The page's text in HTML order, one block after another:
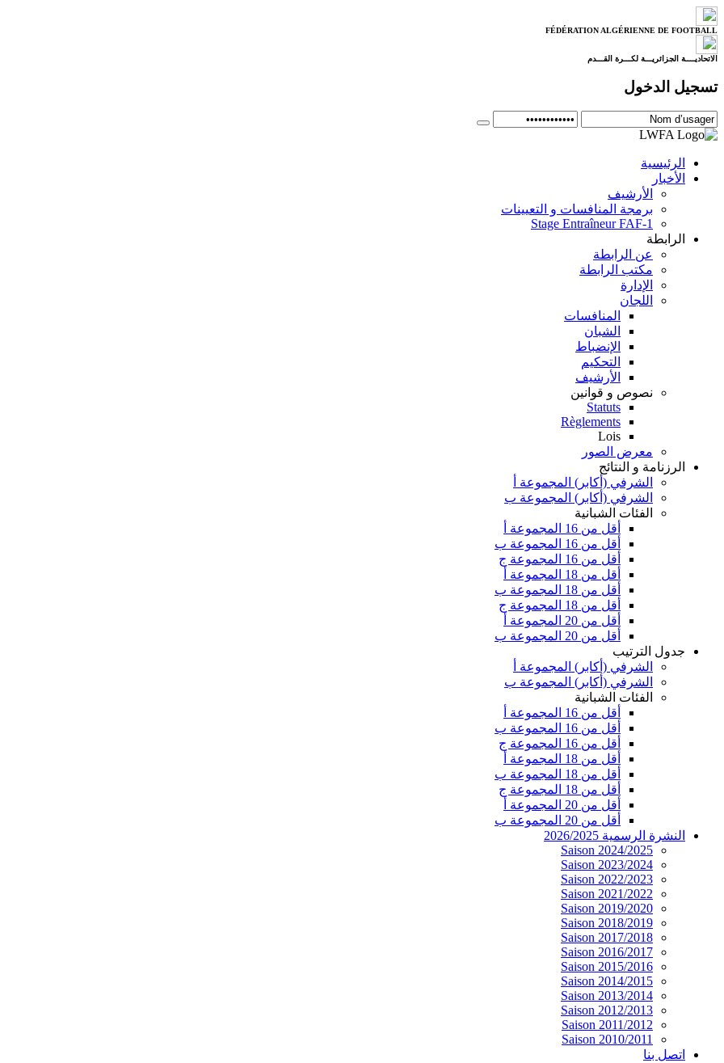
FÉDÉRATION ALGÉRIENNE DE FOOTBALL
الاتحاديــــة الجزائريـــة لكـــرة القـــدم
تسجيل الدخول
الرئيسية
الأخبار
الأرشيف
برمجة المنافسات و التعيينات
Stage Entraîneur FAF-1
الرابطة
عن الرابطة
مكتب الرابطة
الإدارة
اللجان
المنافسات
الشبان
الإنضباط
التحكيم
الأرشيف
نصوص و قوانين
Statuts
Règlements
Lois
معرض الصور
الرزنامة و النتائج
الشرفي (أكابر) المجموعة أ
الشرفي (أكابر) المجموعة ب
الفئات الشبانية
أقل من 16 المجموعة أ
أقل من 16 المجموعة ب
أقل من 16 المجموعة ج
أقل من 18 المجموعة أ
أقل من 18 المجموعة ب
أقل من 18 المجموعة ج
أقل من 20 المجموعة أ
أقل من 20 المجموعة ب
جدول الترتيب
الشرفي (أكابر) المجموعة أ
الشرفي (أكابر) المجموعة ب
الفئات الشبانية
أقل من 16 المجموعة أ
أقل من 16 المجموعة ب
أقل من 16 المجموعة ج
أقل من 18 المجموعة أ
أقل من 18 المجموعة ب
أقل من 18 المجموعة ج
أقل من 20 المجموعة أ
أقل من 20 المجموعة ب
النشرة الرسمية 2026/2025
Saison 2024/2025
Saison 2023/2024
Saison 2022/2023
Saison 2021/2022
Saison 2019/2020
Saison 2018/2019
Saison 2017/2018
Saison 2016/2017
Saison 2015/2016
Saison 2014/2015
Saison 2013/2014
Saison 2012/2013
Saison 2011/2012
Saison 2010/2011
اتصل بنا